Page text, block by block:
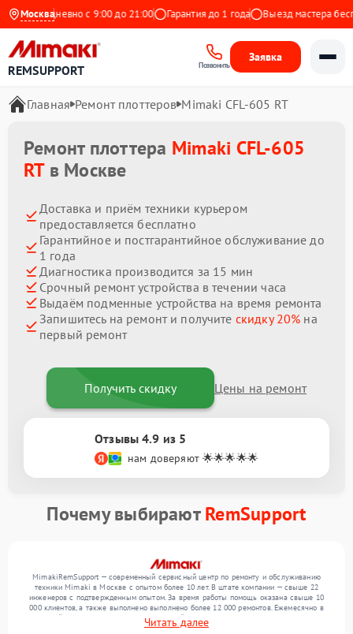
Москва
Ежедневно с 9:00 до 21:00 Гарантия до 1 года Выезд мастера
REMSUPPORT Позвонить
Заявка
Главная Ремонт плоттеров Mimaki CFL-605 RT
Ремонт плоттера Mimaki CFL-605
RTв Москве
Доставка и приём техники курьером
предоставляется бесплатно
Гарантийное и постгарантийное обслуживание до
1 года
Диагностика производится за 15 мин
Срочный ремонт устройства в течении часа
Выдаём подменные устройства на время ремонта
Запишитесь на ремонт и получите скидку 20% на
первый ремонт
Получить скидку Цены на ремонт
Отзывы 4.9 из 5
нам доверяют 🌟🌟🌟🌟🌟
Почему выбираютRemSupport
MimakiRemSupport — современный сервисный центр по ремонту и обслуживанию
техники Mimaki в Москве с опытом более 10 лет. В штате компании — свыше 22
инженеров с подтвержденным опытом. За время работы помощь оказана свыше 10
000 клиентов, а также выполнено выполнено более 12 000 ремонтов. Ежемесячно в
сервисный центр поступает более 300 устройств, включая , , . Мы работаем с широким
спектром неисправностей и поддерживаем высокий стандарт качества благодаря
Читать далее